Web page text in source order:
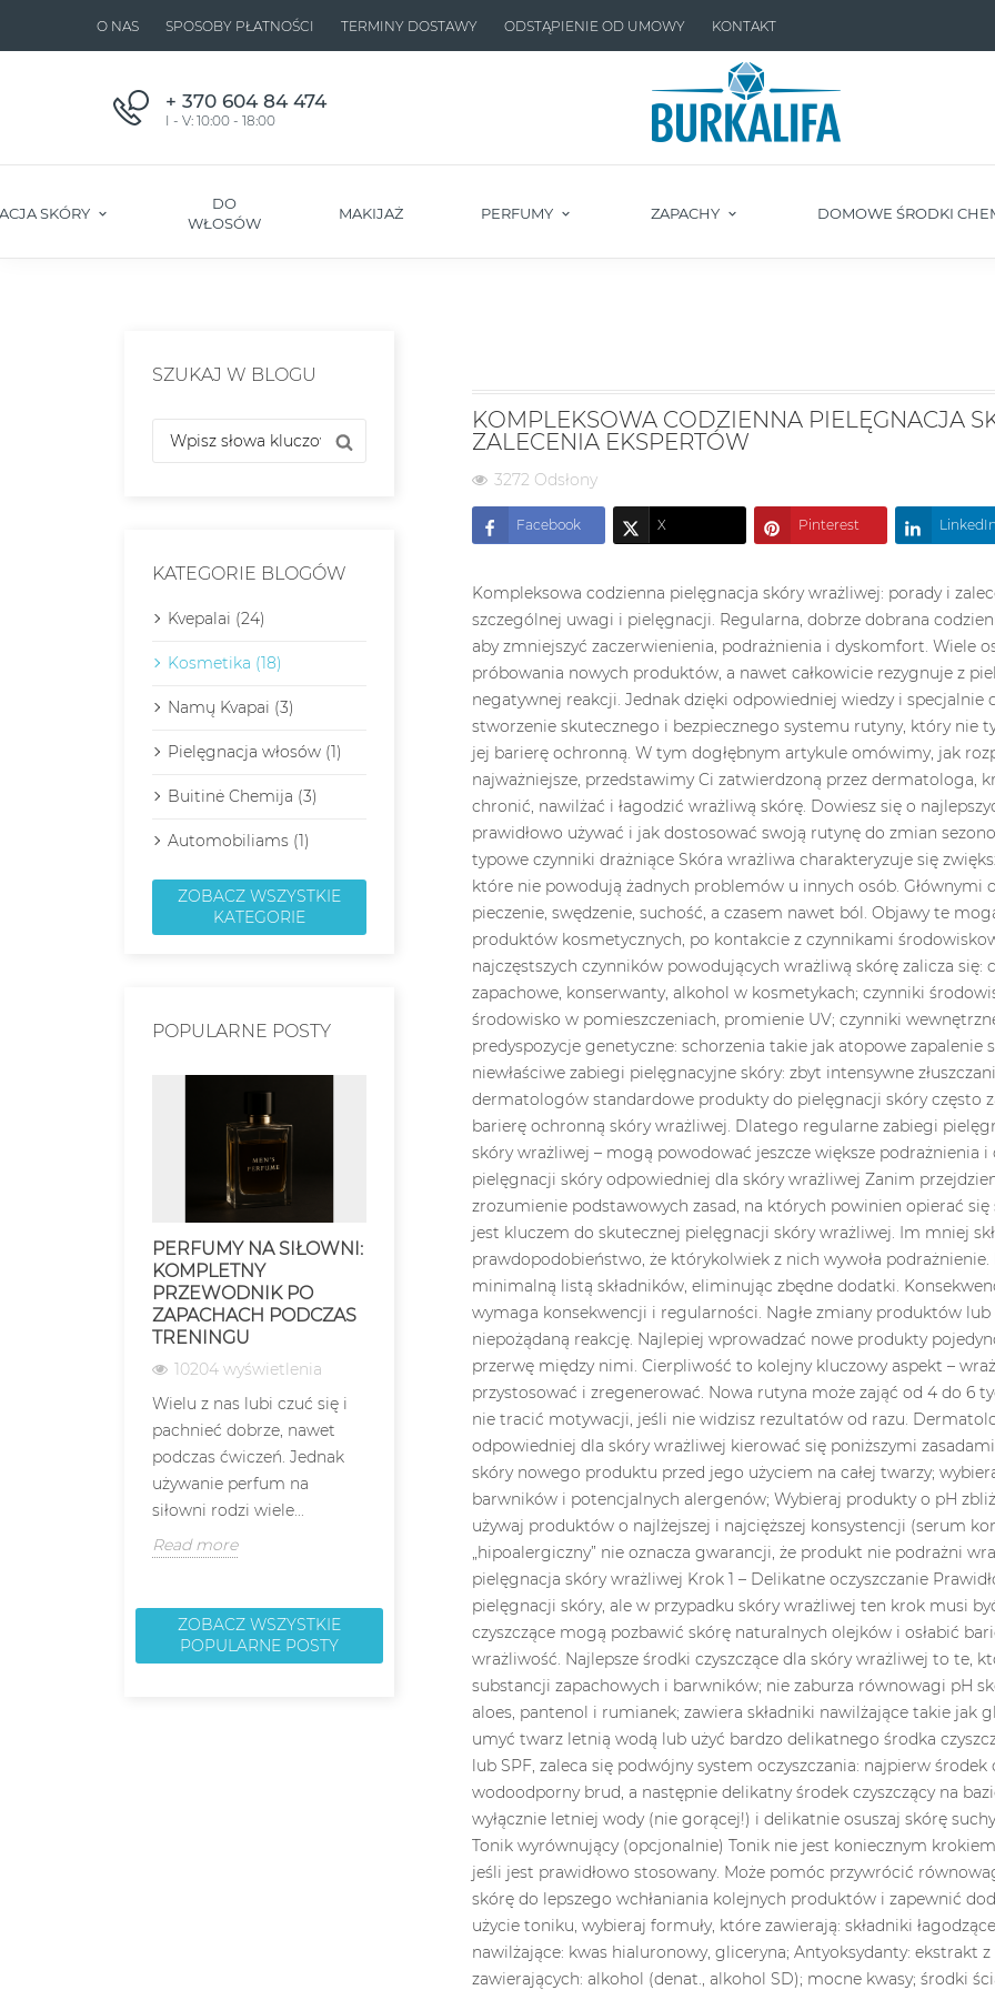
O NAS SPOSOBY PŁATNOŚCI TERMINY DOSTAWY ODSTĄPIENIE OD UMOWY KONTAKT
+ 370 604 84 474
I - V: 10:00 - 18:00
SKÓRY
DO
WŁOSÓW
MAKIJAŻ PERFUMY ZAPACHY DOMOWE ŚRODKI
SZUKAJ W BLOGU
KATEGORIE BLOGÓW
Kvepalai (24)
Kosmetika (18)
Namų Kvapai (3)
Pielęgnacja włosów (1)
Buitinė Chemija (3)
Automobiliams (1)
ZOBACZ WSZYSTKIE
KATEGORIE
POPULARNE POSTY
PERFUMY NA SIŁOWNI:
KOMPLETNY
PRZEWODNIK PO
ZAPACHACH PODCZAS
TRENINGU
10204 wyświetlenia
Wielu z nas lubi czuć się i
pachnieć dobrze, nawet
podczas ćwiczeń. Jednak
używanie perfum na
siłowni rodzi wiele...
Read more
PRZECHOWYWANIA
PERFUM – JAK
ZACHOWAĆ ZAPACHY
NA DŁUŻEJ
7141 wyświetlenia
Warunki przechowywania
perfum są kluczowym
aspektem, który ma
bezpośredni wpływ na
jakość, trwałość i profil...
Read more
CZY KREMY POD OCZY
SĄ NAPRAWDĘ
NIEZBĘDNE?
KOMPLEKSOWY
PORADNIK
5005 wyświetlenia
Kremy pod oczy to jeden z
tych kosmetyków, które
nieustannie wywołują
kontrowersje. Niektórzy
uważają je za niezbędny...
Read more
JAKIE
POWINNA
KOBIETA,
UWAGĘ
ZODIAKU?
4709
Perfumy to
element
sposób na
osobowości.
perfumy dla
Read more
ZOBACZ WSZYSTKIE
POPULARNE POSTY
KOMPLEKSOWA CODZIENNA PIELĘGNACJA
ZALECENIA EKSPERTÓW
3272 Odsłony
Facebook X Pinterest LinkedIn
Kompleksowa codzienna pielęgnacja skóry wrażliwej: porady i zalecenia ekspertów Wrażliwa skóra wymaga szczególnej uwagi i pielęgnacji. Regularna, dobrze dobrana codzienna rutyna dla wrażliwej skóry jest niezbędna, aby zmniejszyć zaczerwienienia, podrażnienia i dyskomfort. Wiele osób o wrażliwej skórze często unika próbowania nowych produktów, a nawet całkowicie rezygnuje z pielęgnacji skóry z obawy przed wywołaniem negatywnej reakcji. Jednak dzięki odpowiedniej wiedzy i specjalnie dostosowanym produktom możliwe jest stworzenie skutecznego i bezpiecznego systemu rutyny, który nie tylko ukoi wrażliwą skórę, ale także wzmocni jej barierę ochronną. W tym dogłębnym artykule omówimy, jak rozpoznać wrażliwą skórę, co ją wyzwala, a co najważniejsze, przedstawimy Ci zatwierdzoną przez dermatologa, krok po kroku codzienną rutynę, która pomoże chronić, nawilżać i łagodzić wrażliwą skórę. Dowiesz się o najlepszych produktach do skóry wrażliwej, jak ich prawidłowo używać i jak dostosować swoją rutynę do zmian sezonowych. Skóra wrażliwa: charakterystyka i typowe czynniki drażniące Skóra wrażliwa charakteryzuje się zwiększoną reaktywnością na powszechne czynniki, które nie powodują żadnych problemów u innych osób. Głównymi objawami skóry wrażliwej są zaczerwienienie, pieczenie, swędzenie, suchość, a czasem nawet ból. Objawy te mogą wystąpić podczas stosowania niektórych produktów kosmetycznych, po kontakcie z czynnikami środowiskowymi lub nawet bez wyraźnej przyczyny. Do najczęstszych czynników powodujących wrażliwą skórę zalicza się: czynniki drażniące zewnętrzne: substancje zapachowe, konserwanty, alkohol w kosmetykach; czynniki środowiskowe: zimna pogoda, wiatr, suche środowisko w pomieszczeniach, promienie UV; czynniki wewnętrzne: stres, zmiany hormonalne, brak snu; predyspozycje genetyczne: schorzenia takie jak atopowe zapalenie skóry, trądzik różowaty lub egzema; niewłaściwe zabiegi pielęgnacyjne skóry: zbyt intensywne złuszczanie, stosowanie gorącej wody. Według dermatologów standardowe produkty do pielęgnacji skóry często zawierają składniki, które mogą uszkodzić barierę ochronną skóry wrażliwej. Dlatego regularne zabiegi pielęgnacyjne skóry często nie są odpowiednie dla skóry wrażliwej – mogą powodować jeszcze większe podrażnienia i dyskomfort. Podstawowe zasady tworzenia pielęgnacji skóry odpowiedniej dla skóry wrażliwej Zanim przejdziemy do szczegółowych kroków, istotne jest zrozumienie podstawowych zasad, na których powinien opierać się system pielęgnacji skóry wrażliwej. Prostota jest kluczem do skutecznej pielęgnacji skóry wrażliwej. Im mniej składników, tym mniejsze prawdopodobieństwo, że którykolwiek z nich wywoła podrażnienie. Dlatego najlepiej wybierać produkty z minimalną listą składników, eliminując zbędne dodatki. Konsekwencja jest również kluczowa – wrażliwa skóra wymaga konsekwencji i regularności. Nagłe zmiany produktów lub eksperymenty mogą łatwo wywołać niepożądaną reakcję. Najlepiej wprowadzać nowe produkty pojedynczo, zachowując co najmniej dwutygodniową przerwę między nimi. Cierpliwość to kolejny kluczowy aspekt – wrażliwa skóra potrzebuje czasu, aby się przystosować i zregenerować. Nowa rutyna może zająć od 4 do 6 tygodni, aby się przyjąć, więc ważne jest, aby nie tracić motywacji, jeśli nie widzisz rezultatów od razu. Dermatolodzy zalecają, aby przy tworzeniu pielęgnacji odpowiedniej dla skóry wrażliwej kierować się poniższymi zasadami: zawsze wykonuj test na małym fragmencie skóry nowego produktu przed jego użyciem na całej twarzy; wybieraj produkty bez substancji zapachowych, barwników i potencjalnych alergenów; Wybieraj produkty o pH zbliżonym do naturalnego pH skóry (około 5,5); używaj produktów o najlżejszej i najcięższej konsystencji (serum kontra krem); Należy pamiętać, że oznaczenie „hipoalergiczny” nie oznacza gwarancji, że produkt nie podrażni wrażliwej skóry. Krok po kroku: codzienna pielęgnacja skóry wrażliwej Krok 1 – Delikatne oczyszczanie Prawidłowe oczyszczanie jest podstawą każdej pielęgnacji skóry, ale w przypadku skóry wrażliwej ten krok musi być wyjątkowo delikatny. Silne środki czyszczące mogą pozbawić skórę naturalnych olejków i osłabić barierę ochronną, powodując jeszcze większą wrażliwość. Najlepsze środki czyszczące dla skóry wrażliwej to te, które: nie zawiera siarczanów (SLS, SLES); bez substancji zapachowych i barwników; nie zaburza równowagi pH skóry; zawiera składniki łagodzące, takie jak aloes, pantenol i rumianek; zawiera składniki nawilżające takie jak gliceryna i kwas hialuronowy. Rano wystarczy umyć twarz letnią wodą lub użyć bardzo delikatnego środka czyszczącego. Wieczorem, jeśli używasz makijażu lub SPF, zaleca się podwójny system oczyszczania: najpierw środek czyszczący na bazie oleju, aby usunąć wodoodporny brud, a następnie delikatny środek czyszczący na bazie wody. Bardzo ważne: do czyszczenia używaj wyłącznie letniej wody (nie gorącej!) i delikatnie osuszaj skórę suchym ręcznikiem, zamiast ją pocierać. Krok 2 – Tonik wyrównujący (opcjonalnie) Tonik nie jest koniecznym krokiem dla skóry wrażliwej, ale może być korzystny, jeśli jest prawidłowo stosowany. Może pomóc przywrócić równowagę pH skóry po oczyszczeniu, przygotować skórę do lepszego wchłaniania kolejnych produktów i zapewnić dodatkowe nawilżenie. Jeżeli zdecydujesz się na użycie toniku, wybieraj formuły, które zawierają: składniki łagodzące: pantenol, aloes, rumianek; składniki nawilżające: kwas hialuronowy, gliceryna; Antyoksydanty: ekstrakt z zielonej herbaty. Unikaj toników zawierających: alkohol (denat., alkohol SD); mocne kwasy; środki ściągające. Nanieś tonik na skórę, delikatnie wklepując go wacikami lub dłońmi. Pozostaw do całkowitego wchłonięcia przed kontynuowaniem rutyny. Krok 3 – Serum lub zabiegi ukierunkowane Dla skóry wrażliwej serum powinno być proste, skoncentrowane na nawilżaniu i naprawie bariery. Serum to świetny sposób na dostarczenie skoncentrowanych składników aktywnych do skóry, które pomogą rozwiązać konkretne problemy. Zalecane składniki serum do skóry wrażliwej: niacynamid (witamina B3) – łagodzi zaczerwienienia, wzmacnia barierę skórną